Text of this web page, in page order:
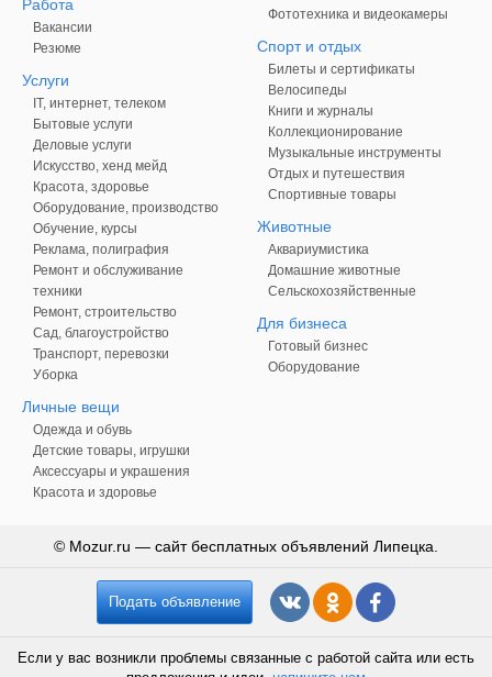
Работа
Вакансии
Резюме
Услуги
IT, интернет, телеком
Бытовые услуги
Деловые услуги
Искусство, хенд мейд
Красота, здоровье
Оборудование, производство
Обучение, курсы
Реклама, полиграфия
Ремонт и обслуживание
техники
Ремонт, строительство
Сад, благоустройство
Транспорт, перевозки
Уборка
Личные вещи
Одежда и обувь
Детские товары, игрушки
Аксессуары и украшения
Красота и здоровье
Фототехника и видеокамеры
Спорт и отдых
Билеты и сертификаты
Велосипеды
Книги и журналы
Коллекционирование
Музыкальные инструменты
Отдых и путешествия
Спортивные товары
Животные
Аквариумистика
Домашние животные
Сельскохозяйственные
Для бизнеса
Готовый бизнес
Оборудование
© Mozur.ru — сайт бесплатных объявлений Липецка.
Подать объявление
Если у вас возникли проблемы связанные с работой сайта или есть